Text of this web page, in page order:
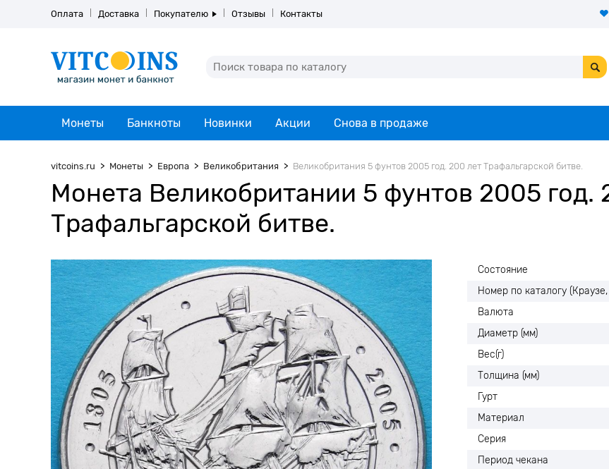
Оплата Доставка Покупателю Отзывы Контакты
Монеты Банкноты Новинки Акции Снова в продаже
vitcoins.ru Монеты Европа Великобритания Великобритания 5 фунтов 2005 год. 200 лет Трафальгарской битве.
Монета Великобритании 5 фунтов 2005 год.
Трафальгарской битве.
Состояние
Номер по каталогу
Валюта
Диаметр (мм)
Вес(г)
Толщина (мм)
Гурт
Материал
Серия
Период чекана